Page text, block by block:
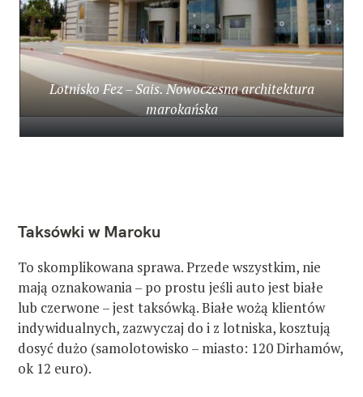
Lotnisko Fez – Sais. Nowoczesna architektura
marokańska
Taksówki w Maroku
To skomplikowana sprawa. Przede wszystkim, nie
mają oznakowania – po prostu jeśli auto jest białe
lub czerwone – jest taksówką. Białe wożą klientów
indywidualnych, zazwyczaj do i z lotniska, kosztują
dosyć dużo (samolotowisko – miasto: 120 Dirhamów,
ok 12 euro).